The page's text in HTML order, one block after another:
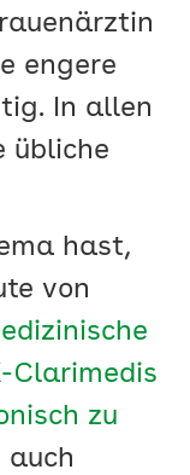
engere
In allen
übliche
hast,
von
Clarimedis
zu
auch